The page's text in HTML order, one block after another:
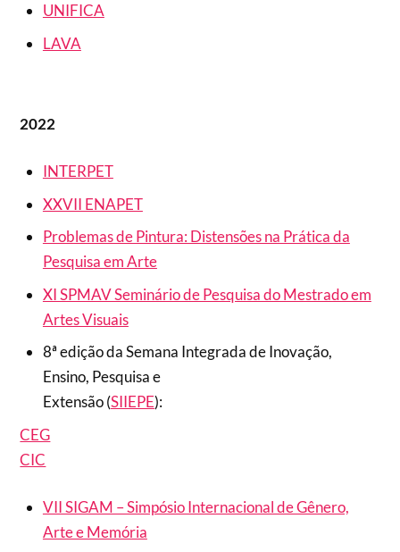
UNIFICA
LAVA
2022
INTERPET
XXVII ENAPET
Problemas de Pintura: Distensões na Prática da
Pesquisa em Arte
XI SPMAV Seminário de Pesquisa do Mestrado em
Artes Visuais
8ª edição da Semana Integrada de Inovação,
Ensino, Pesquisa e
Extensão (SIIEPE):
CEG
CIC
VII SIGAM – Simpósio Internacional de Gênero,
Arte e Memória